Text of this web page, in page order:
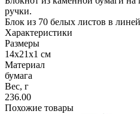
ручки.
Блок из 70 белых листов в
Характеристики
Размеры
14х21х1 см
Материал
бумага
Вес, г
236.00
Похожие товары